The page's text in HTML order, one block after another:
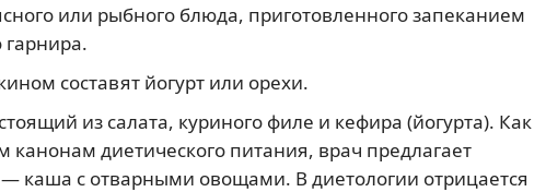
или рыбного блюда, приготовленного запеканием
составят йогурт или орехи.
из салата, куриного филе и кефира (йогурта). Как
канонам диетического питания, врач предлагает
каша с отварными овощами. В диетологии отрицается